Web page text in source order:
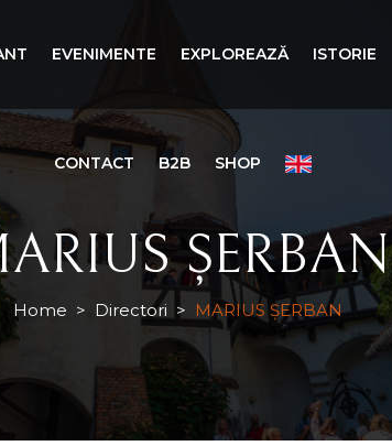
EVENIMENTE EXPLOREAZĂ ISTORIE
CONTACT B2B SHOP
ȘERBAN
Home > Directori > MARIUS ȘERBAN